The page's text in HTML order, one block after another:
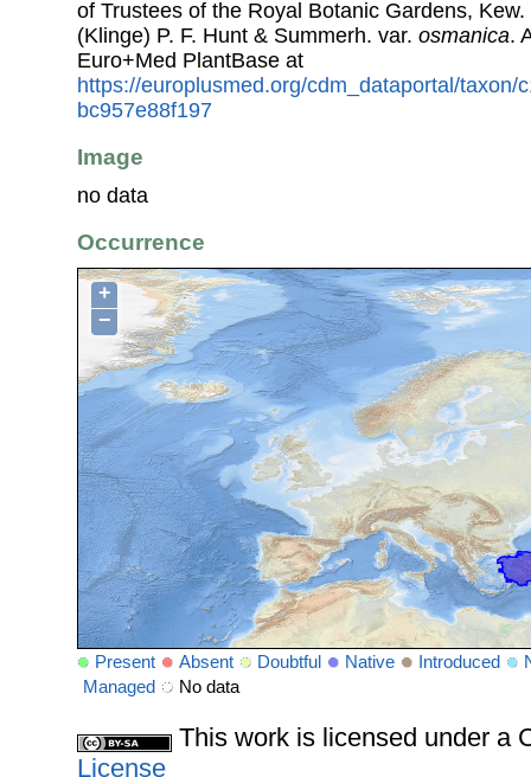
of Trustees of the Royal Botanic Gardens, Kew.
(Klinge) P. F. Hunt & Summerh. var. osmanica.
Euro+Med PlantBase at
https://europlusmed.org/cdm_dataportal/taxon/
bc957e88f197
Image
no data
Occurrence
+
−
Present Absent Doubtful Native Introduced
Managed
No data
This work is licensed under a
License